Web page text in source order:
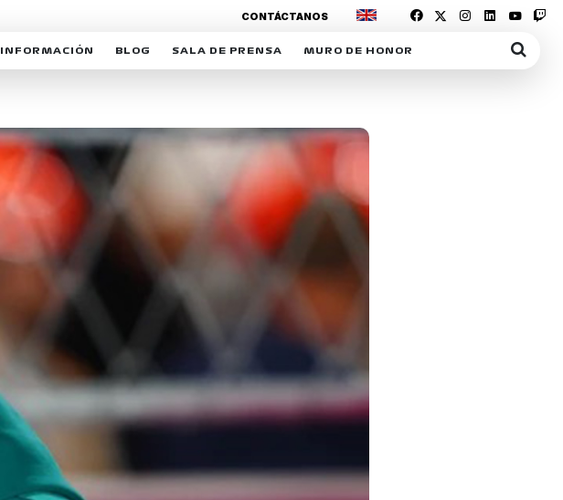
INFORMACIÓN
DERECHO DE PRIMERA OPCIÓN
MOTORSPORT ACADEMY
VOLUNTARIOS
BLOG SALA DE PRENSA MURO DE HONOR
CONTÁCTANOS